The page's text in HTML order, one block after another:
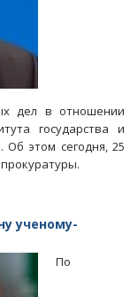
дел в отношении
государства и
Об этом сегодня, 25
ученому-
По